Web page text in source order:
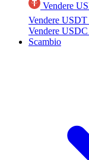
Vendere
Vendere
Vendere
Scambio